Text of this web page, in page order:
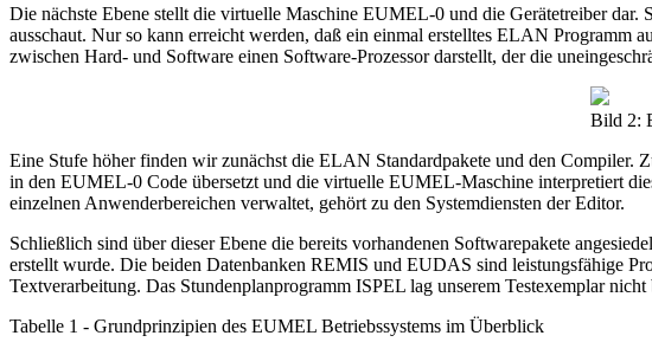
Die nächste Ebene stellt die virtuelle Maschine EUMEL-0 und die Gerätetreiber
ausschaut. Nur so kann erreicht werden, daß ein einmal erstelltes ELAN
zwischen Hard- und Software einen Software-Prozessor darstellt, der die
Bild 2:
Eine Stufe höher finden wir zunächst die ELAN Standardpakete und den
in den EUMEL-0 Code übersetzt und die virtuelle EUMEL-Maschine interpretiert
einzelnen Anwenderbereichen verwaltet, gehört zu den Systemdiensten der Editor.
Schließlich sind über dieser Ebene die bereits vorhandenen Softwarepakete
erstellt wurde. Die beiden Datenbanken REMIS und EUDAS sind leistungsfähige
Textverarbeitung. Das Stundenplanprogramm ISPEL lag unserem Testexemplar
Tabelle 1 - Grundprinzipien des EUMEL Betriebssystems im Überblick